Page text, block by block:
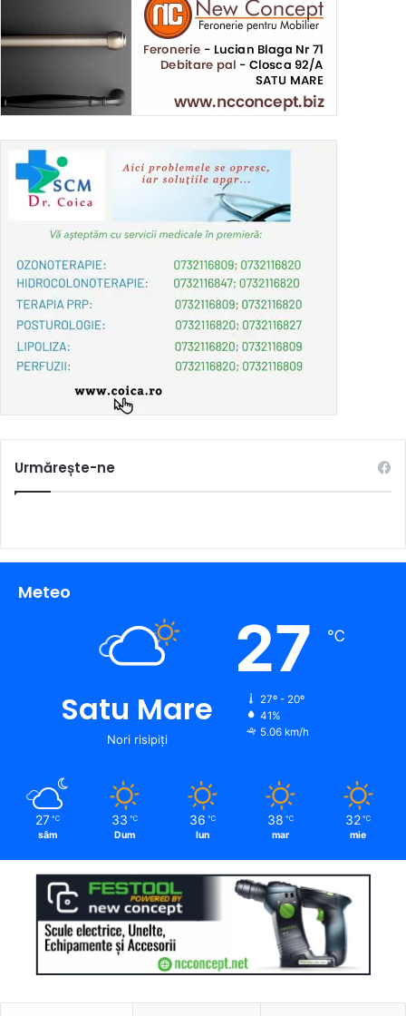
Urmărește-ne
Meteo
Satu Mare
Nori risipiți
27 ℃
27º - 20º
41%
5.06 km/h
27 ℃
sâm
33 ℃
Dum
36 ℃
lun
38 ℃
mar
32 ℃
mie